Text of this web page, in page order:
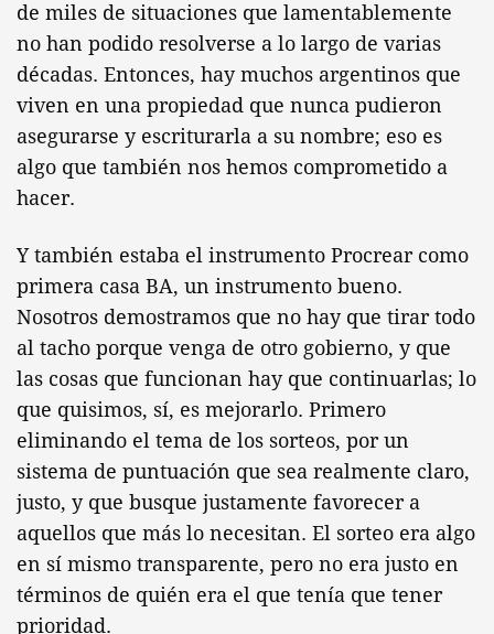
de miles de situaciones que lamentablemente
no han podido resolverse a lo largo de varias
décadas. Entonces, hay muchos argentinos que
viven en una propiedad que nunca pudieron
asegurarse y escriturarla a su nombre; eso es
algo que también nos hemos comprometido a
hacer.
Y también estaba el instrumento Procrear como
primera casa BA, un instrumento bueno.
Nosotros demostramos que no hay que tirar todo
al tacho porque venga de otro gobierno, y que
las cosas que funcionan hay que continuarlas; lo
que quisimos, sí, es mejorarlo. Primero
eliminando el tema de los sorteos, por un
sistema de puntuación que sea realmente claro,
justo, y que busque justamente favorecer a
aquellos que más lo necesitan. El sorteo era algo
en sí mismo transparente, pero no era justo en
términos de quién era el que tenía que tener
prioridad.